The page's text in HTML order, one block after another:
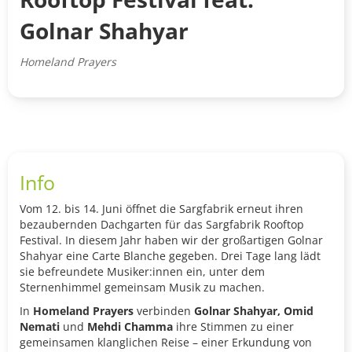
Golnar Shahyar
Homeland Prayers
Info
Vom 12. bis 14. Juni öffnet die Sargfabrik erneut ihren
bezaubernden Dachgarten für das Sargfabrik Rooftop
Festival. In diesem Jahr haben wir der großartigen Golnar
Shahyar eine Carte Blanche gegeben. Drei Tage lang lädt
sie befreundete Musiker:innen ein, unter dem
Sternenhimmel gemeinsam Musik zu machen.
In Homeland Prayers verbinden Golnar Shahyar, Omid
Nemati und Mehdi Chamma ihre Stimmen zu einer
gemeinsamen klanglichen Reise – einer Erkundung von